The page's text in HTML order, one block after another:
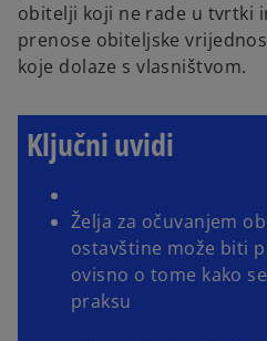
obitelji koji ne rade u tvrtki
prenose obiteljske
koje dolaze s vlasništvom.
Ključni uvidi
Želja za očuvanjem
ostavštine može biti
ovisno o tome kako
praksu